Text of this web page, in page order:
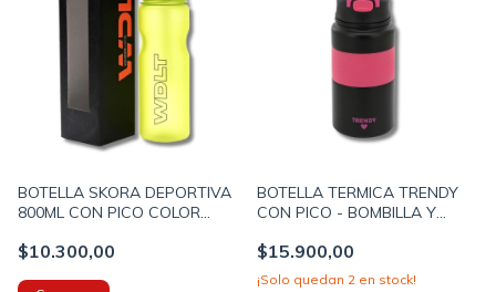
BOTELLA SKORA DEPORTIVA
800ML CON PICO COLOR
$10.300,00
BOTELLA TERMICA TRENDY
CON PICO - BOMBILLA Y
NEGRO (18441A)
$15.900,00
¡Solo quedan 2 en stock!